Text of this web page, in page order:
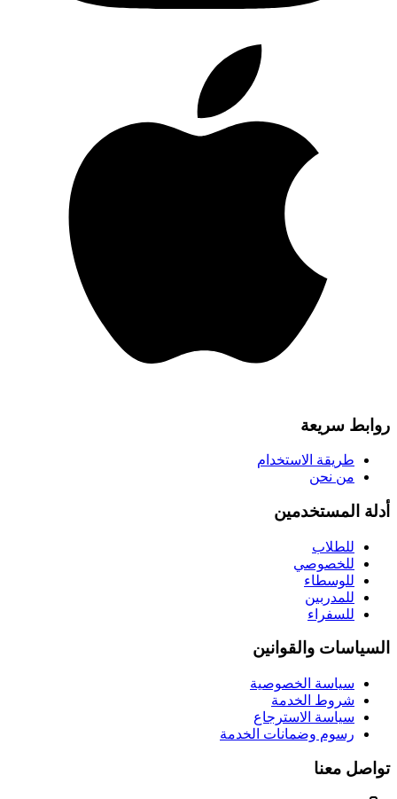
روابط سريعة
طريقة الاستخدام
من نحن
أدلة المستخدمين
للطلاب
للخصوصي
للوسطاء
للمدربين
للسفراء
السياسات والقوانين
سياسة الخصوصية
شروط الخدمة
سياسة الاسترجاع
رسوم وضمانات الخدمة
تواصل معنا